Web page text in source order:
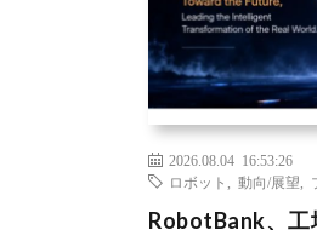
2026.08.04 16:53:26
ロボット
動向/展望
RobotBank、工